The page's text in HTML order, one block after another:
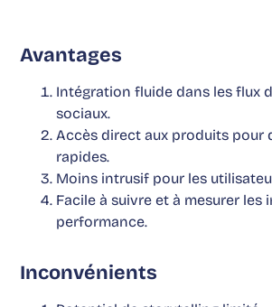
Avantages
Intégration fluide dans les flux
sociaux.
Accès direct aux produits pour
rapides.
Moins intrusif pour les
Facile à suivre et à mesurer les
performance.
Inconvénients